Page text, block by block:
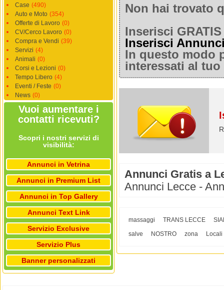
Case (490)
Auto e Moto (354)
Offerte di Lavoro (0)
CV/Cerco Lavoro (0)
Compra e Vendi (39)
Servizi (4)
Animali (0)
Corsi e Lezioni (0)
Tempo Libero (4)
Eventi / Feste (0)
News (0)
Vuoi aumentare i
contatti ricevuti?
Scopri i nostri servizi di
visibilità:
Annunci in Vetrina
Annunci in Premium List
Annunci in Top Gallery
Annunci Text Link
Servizio Exclusive
Servizio Plus
Banner personalizzati
Non hai trovato
Inserisci
Inserisci
In questo modo
interessati al
Annunci Gratis a
Annunci Lecce -
massaggi TRANS LECCE
salve
NOSTRO zona Locali